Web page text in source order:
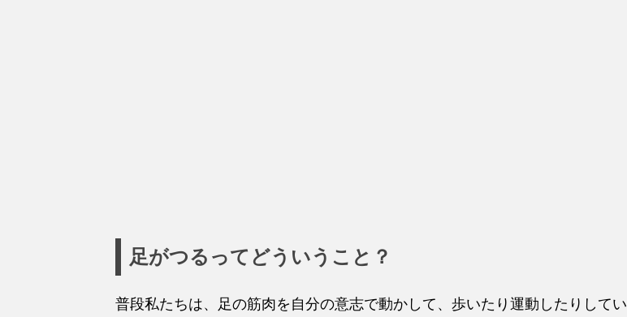
足がつるってどういうこと？
普段私たちは、足の筋肉を自分の意志で動かして、歩いたり運動したりしてい